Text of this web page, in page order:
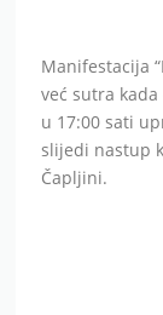
Manifestacija
već sutra
u 17:00 sati
slijedi nastup
Čapljini.